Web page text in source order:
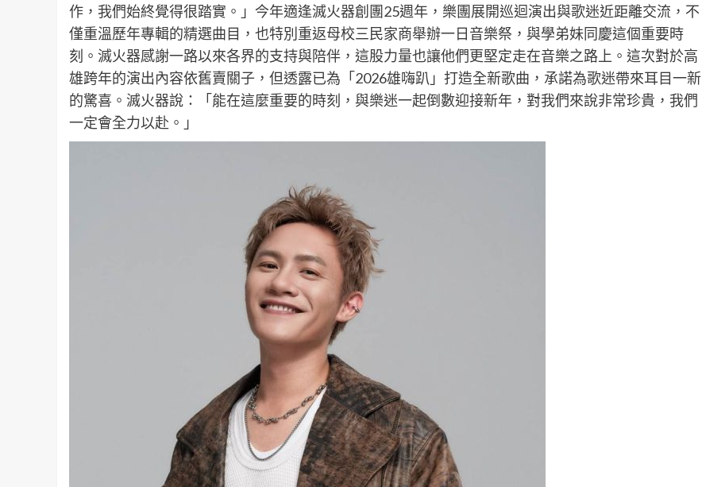
作，我們始終覺得很踏實。」今年適逢滅火器創團25週年，樂團展開巡迴演出與歌迷近距離交流，不
僅重溫歷年專輯的精選曲目，也特別重返母校三民家商舉辦一日音樂祭，與學弟妹同慶這個重要時
刻。滅火器感謝一路以來各界的支持與陪伴，這股力量也讓他們更堅定走在音樂之路上。這次對於高
雄跨年的演出內容依舊賣關子，但透露已為「2026雄嗨趴」打造全新歌曲，承諾為歌迷帶來耳目一新
的驚喜。滅火器說：「能在這麼重要的時刻，與樂迷一起倒數迎接新年，對我們來說非常珍貴，我們
一定會全力以赴。」